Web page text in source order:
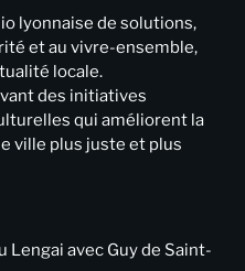
lyonnaise de solutions,
et au vivre-ensemble,
locale.
des initiatives
qui améliorent la
ville plus juste et plus
Lengai avec Guy de Saint-